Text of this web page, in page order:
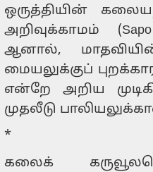
ஒருத்தியின்
அறிவுக்காமம்
ஆனால்,
மையலுக்குப்
என்றே அறிய
முதலீடு
*
கலைக்